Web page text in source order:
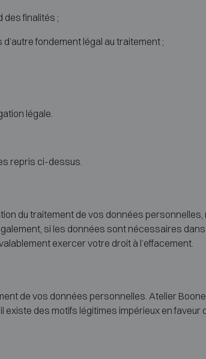
finalités ;
fondement légal au traitement ;
légale.
repris ci-dessus.
du traitement de vos données
si les données sont nécessaires
exercer votre droit à l’effacement.
de vos données personnelles. Atelier
existe des motifs légitimes impérieux en